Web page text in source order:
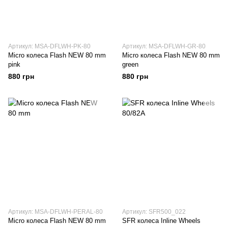
Артикул: MSA-DFLWH-PK-80
Micro колеса Flash NEW 80 mm
pink
880 грн
Артикул: MSA-DFLWH-GR-80
Micro колеса Flash NEW 80 mm
green
880 грн
Артикул: MSA-DFLWH-PERAL-80
Micro колеса Flash NEW 80 mm
Артикул: SFR500_022
SFR колеса Inline Wheels